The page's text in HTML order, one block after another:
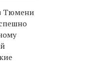
Тюмени